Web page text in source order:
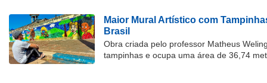
Maior Mural Artístico com
Brasil
Obra criada pelo professor Matheus
tampinhas e ocupa uma área de 36,74